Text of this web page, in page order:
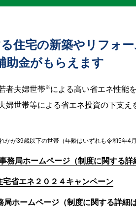
住宅の新築やリフォー
助金がもらえます
者夫婦世帯※による高い省エネ性能
世帯等による省エネ投資の下支
が39歳以下の世帯（年齢はいずれも令和5年4月
務局ホームページ（制度に関する詳
宅省エネ２０２４キャンペーン
ホームページ（制度に関する詳細